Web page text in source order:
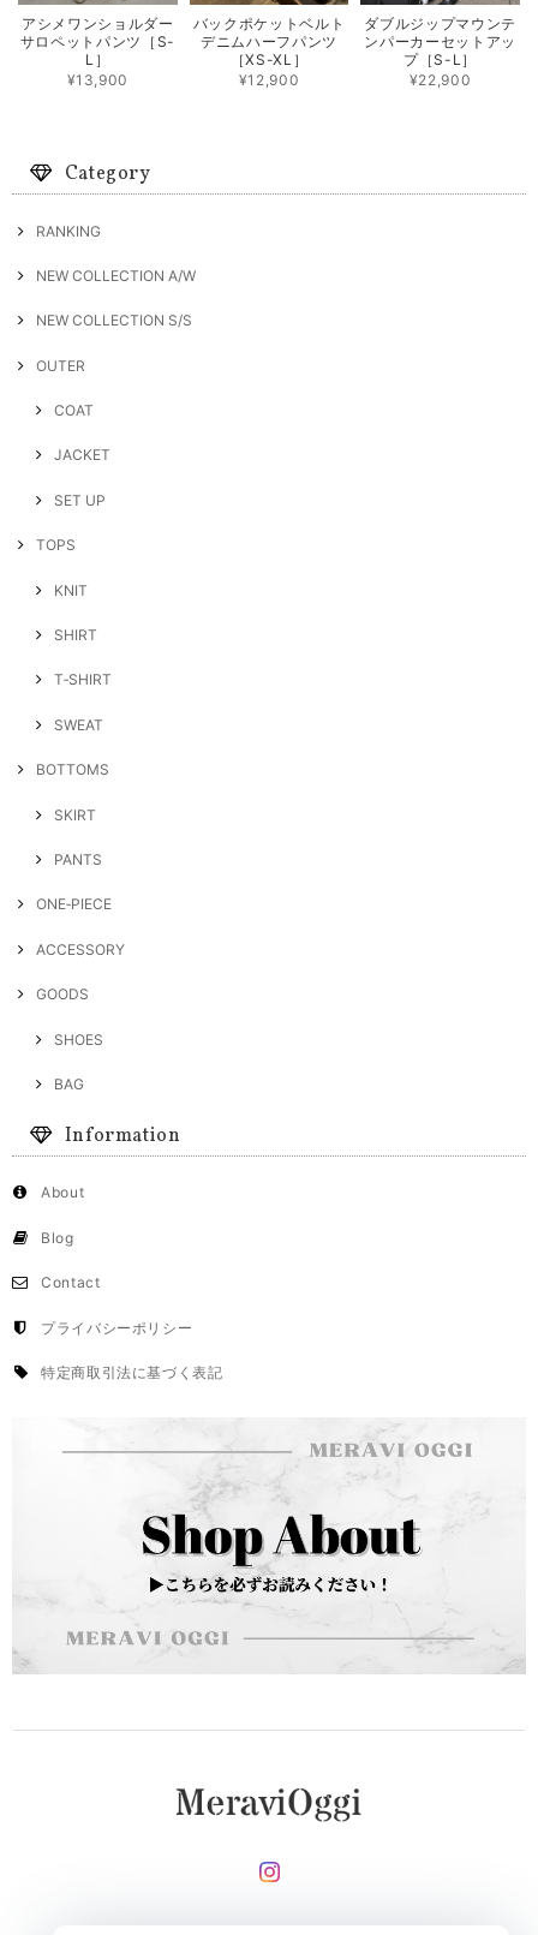
アシメワンショルダー
サロペットパンツ［S-
L］
¥13,900
バックポケットベルト
デニムハーフパンツ
［XS-XL］
¥12,900
ダブルジップマウンテ
ンパーカーセットアッ
プ［S-L］
¥22,900
Category
RANKING
NEW COLLECTION A/W
NEW COLLECTION S/S
OUTER
COAT
JACKET
SET UP
TOPS
KNIT
SHIRT
T‐SHIRT
SWEAT
BOTTOMS
SKIRT
PANTS
ONE‐PIECE
ACCESSORY
GOODS
SHOES
BAG
Information
About
Blog
Contact
プライバシーポリシー
特定商取引法に基づく表記